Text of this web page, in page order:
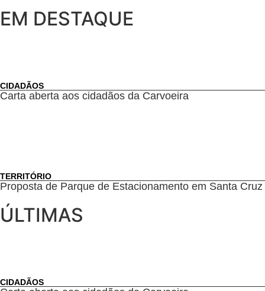
EM DESTAQUE
CIDADÃOS
Carta aberta aos cidadãos da Carvoeira
TERRITÓRIO
Proposta de Parque de Estacionamento em Santa Cruz
ÚLTIMAS
CIDADÃOS